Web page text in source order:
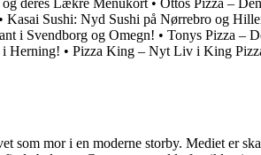
og deres Lækre Menukort • Ottos Pizza –
• Kasai Sushi: Nyd Sushi på Nørrebro og
i Svendborg og Omegn! • Tonys Pizza –
i Herning! • Pizza King – Nyt Liv i King
som mor i en moderne storby. Mediet er